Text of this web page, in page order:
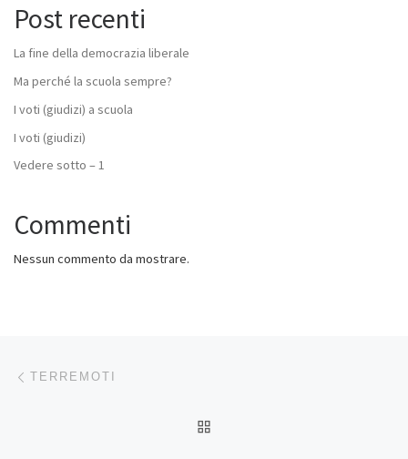
Post recenti
La fine della democrazia liberale
Ma perché la scuola sempre?
I voti (giudizi) a scuola
I voti (giudizi)
Vedere sotto – 1
Commenti
Nessun commento da mostrare.
Navigazione articoli
TERREMOTI